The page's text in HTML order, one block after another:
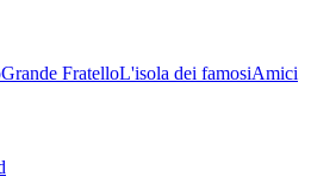
Grande FratelloL'isola dei famosiAmici